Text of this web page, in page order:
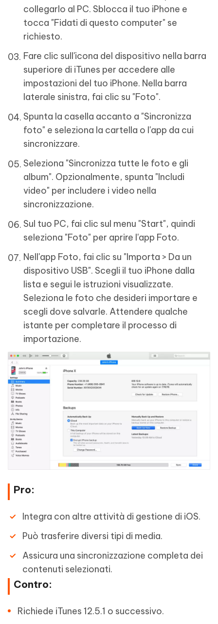
collegarlo al PC. Sblocca il tuo iPhone e
tocca "Fidati di questo computer" se
richiesto.
Fare clic sull'icona del dispositivo nella barra
superiore di iTunes per accedere alle
impostazioni del tuo iPhone. Nella barra
laterale sinistra, fai clic su "Foto".
Spunta la casella accanto a "Sincronizza
foto" e seleziona la cartella o l'app da cui
sincronizzare.
Seleziona "Sincronizza tutte le foto e gli
album". Opzionalmente, spunta "Includi
video" per includere i video nella
sincronizzazione.
Sul tuo PC, fai clic sul menu "Start", quindi
seleziona "Foto" per aprire l'app Foto.
Nell'app Foto, fai clic su "Importa > Da un
dispositivo USB". Scegli il tuo iPhone dalla
lista e segui le istruzioni visualizzate.
Seleziona le foto che desideri importare e
scegli dove salvarle. Attendere qualche
istante per completare il processo di
importazione.
Pro:
Integra con altre attività di gestione di iOS.
Può trasferire diversi tipi di media.
Assicura una sincronizzazione completa dei
contenuti selezionati.
Contro:
Richiede iTunes 12.5.1 o successivo.